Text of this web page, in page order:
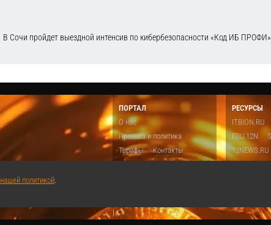
​ В Сочи пройдет выездной интенсив по кибербезопасности «Код ИБ ПРОФИ»
ПОРТАЛ
О нас
Правила и политика
Тарифы
Контакты
РЕСУРСЫ
ITBION.RU
EDU.12N
12NEWS.RU
|
нашей политикой.